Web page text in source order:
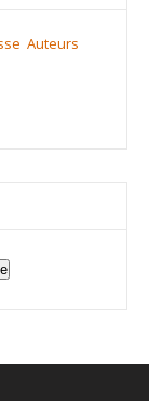
Auteurs